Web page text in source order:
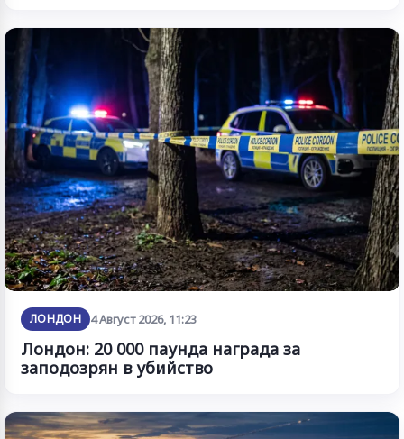
ЛОНДОН 4 Август 2026, 11:23
Лондон: 20 000 паунда награда за
заподозрян в убийство